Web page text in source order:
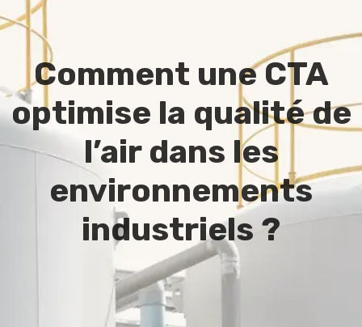
Comment une CTA
optimise la qualité de
l’air dans les
environnements
industriels ?